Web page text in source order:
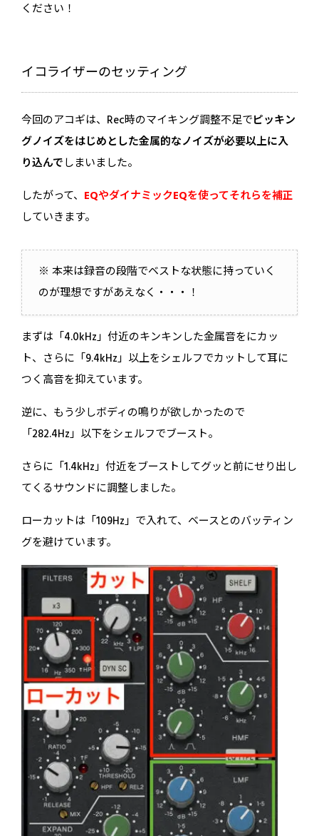
ください！
イコライザーのセッティング
今回のアコギは、Rec時のマイキング調整不足でピッキン
グノイズをはじめとした金属的なノイズが必要以上に入
り込んでしまいました。
したがって、 EQやダイナミックEQを使ってそれらを補正
していきます。
※ 本来は録音の段階でベストな状態に持っていく
のが理想ですがあえなく・・・！
まずは「4.0kHz」付近のキンキンした金属音をにカッ
ト、さらに「9.4kHz」以上をシェルフでカットして耳に
つく高音を抑えています。
逆に、もう少しボディの鳴りが欲しかったので
「282.4Hz」以下をシェルフでブースト。
さらに「1.4kHz」付近をブーストしてグッと前にせり出し
てくるサウンドに調整しました。
ローカットは「109Hz」で入れて、ベースとのバッティン
グを避けています。